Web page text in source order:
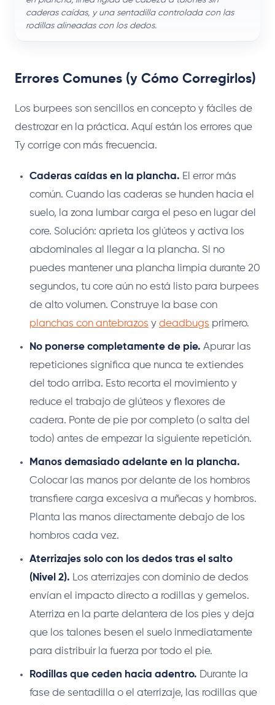
caderas caídas, y una sentadilla controlada con las
rodillas alineadas con los dedos.
Errores Comunes (y Cómo Corregirlos)
Los burpees son sencillos en concepto y fáciles de
destrozar en la práctica. Aquí están los errores que
Ty corrige con más frecuencia.
Caderas caídas en la plancha. El error más
común. Cuando las caderas se hunden hacia el
suelo, la zona lumbar carga el peso en lugar del
core. Solución: aprieta los glúteos y activa los
abdominales al llegar a la plancha. Si no
puedes mantener una plancha limpia durante 20
segundos, tu core aún no está listo para burpees
de alto volumen. Construye la base con
planchas con antebrazos y deadbugs primero.
No ponerse completamente de pie. Apurar las
repeticiones significa que nunca te extiendes
del todo arriba. Esto recorta el movimiento y
reduce el trabajo de glúteos y flexores de
cadera. Ponte de pie por completo (o salta del
todo) antes de empezar la siguiente repetición.
Manos demasiado adelante en la plancha.
Colocar las manos por delante de los hombros
transfiere carga excesiva a muñecas y hombros.
Planta las manos directamente debajo de los
hombros cada vez.
Aterrizajes solo con los dedos tras el salto
(Nivel 2). Los aterrizajes con dominio de dedos
envían el impacto directo a rodillas y gemelos.
Aterriza en la parte delantera de los pies y deja
que los talones besen el suelo inmediatamente
para distribuir la fuerza por todo el pie.
Rodillas que ceden hacia adentro. Durante la
fase de sentadilla o el aterrizaje, las rodillas que